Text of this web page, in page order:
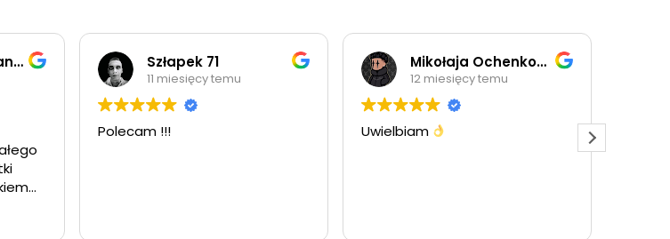
Szłapek 71
11 miesięcy temu
Polecam !!!
Mikołaja Ochenkowski
12 miesięcy temu
Uwielbiam
Jak zwykle
szybko i